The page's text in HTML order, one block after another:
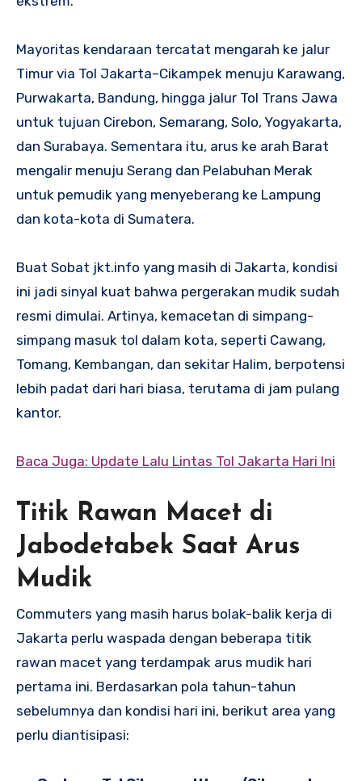
Mayoritas kendaraan tercatat mengarah ke jalur
Timur via Tol Jakarta–Cikampek menuju Karawang,
Purwakarta, Bandung, hingga jalur Tol Trans Jawa
untuk tujuan Cirebon, Semarang, Solo, Yogyakarta,
dan Surabaya. Sementara itu, arus ke arah Barat
mengalir menuju Serang dan Pelabuhan Merak
untuk pemudik yang menyeberang ke Lampung
dan kota-kota di Sumatera.
Buat Sobat jkt.info yang masih di Jakarta, kondisi
ini jadi sinyal kuat bahwa pergerakan mudik sudah
resmi dimulai. Artinya, kemacetan di simpang-
simpang masuk tol dalam kota, seperti Cawang,
Tomang, Kembangan, dan sekitar Halim, berpotensi
lebih padat dari hari biasa, terutama di jam pulang
kantor.
Baca Juga: Update Lalu Lintas Tol Jakarta Hari Ini
Titik Rawan Macet di
Jabodetabek Saat Arus
Mudik
Commuters yang masih harus bolak-balik kerja di
Jakarta perlu waspada dengan beberapa titik
rawan macet yang terdampak arus mudik hari
pertama ini. Berdasarkan pola tahun-tahun
sebelumnya dan kondisi hari ini, berikut area yang
perlu diantisipasi: